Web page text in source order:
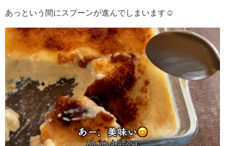
あっという間にスプーンが進んでしまいます☺️